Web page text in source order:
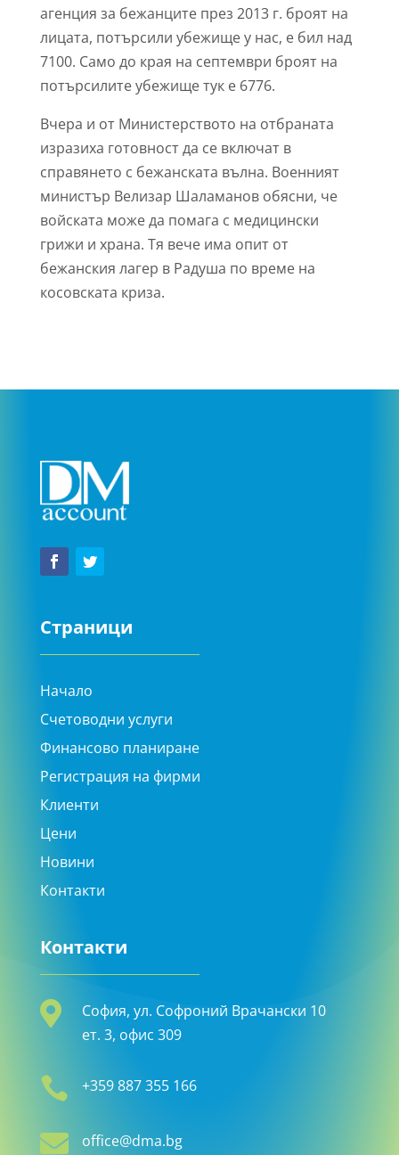
агенция за бежанците през 2013 г. броят на
лицата, потърсили убежище у нас, е бил над
7100. Само до края на септември броят на
потърсилите убежище тук е 6776.
Вчера и от Министерството на отбраната
изразиха готовност да се включат в
справянето с бежанската вълна. Военният
министър Велизар Шаламанов обясни, че
войската може да помага с медицински
грижи и храна. Тя вече има опит от
бежанския лагер в Радуша по време на
косовската криза.
Страници
Начало
Счетоводни услуги
Финансово планиране
Регистрация на фирми
Клиенти
Цени
Новини
Контакти
Контакти

София, ул. Софроний Врачански 10
ет. 3, офис 309
 +359 887 355 166
 office@dma.bg